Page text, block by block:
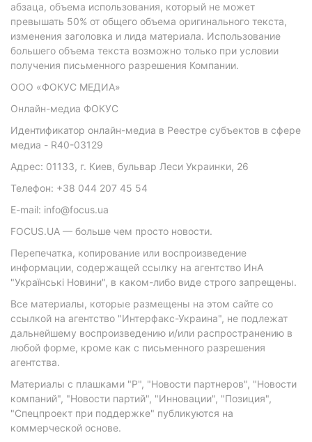
абзаца, объема использования, который не может
превышать 50% от общего объема оригинального текста,
изменения заголовка и лида материала. Использование
большего объема текста возможно только при условии
получения письменного разрешения Компании.
ООО «ФОКУС МЕДИА»
Онлайн-медиа ФОКУС
Идентификатор онлайн-медиа в Реестре субъектов в сфере
медиа - R40-03129
Адрес: 01133, г. Киев, бульвар Леси Украинки, 26
Телефон: +38 044 207 45 54
E-mail: info@focus.ua
FOCUS.UA — больше чем просто новости.
Перепечатка, копирование или воспроизведение
информации, содержащей ссылку на агентство ИнА
"Українські Новини", в каком-либо виде строго запрещены.
Все материалы, которые размещены на этом сайте со
ссылкой на агентство "Интерфакс-Украина", не подлежат
дальнейшему воспроизведению и/или распространению в
любой форме, кроме как с письменного разрешения
агентства.
Материалы с плашками "Р", "Новости партнеров", "Новости
компаний", "Новости партий", "Инновации", "Позиция",
"Спецпроект при поддержке" публикуются на
коммерческой основе.